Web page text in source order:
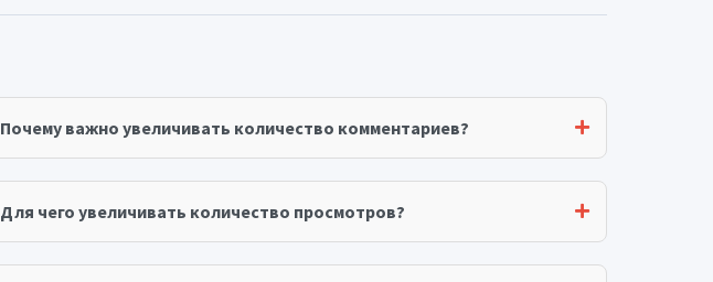
Почему важно увеличивать количество комментариев?
Для чего увеличивать количество просмотров?